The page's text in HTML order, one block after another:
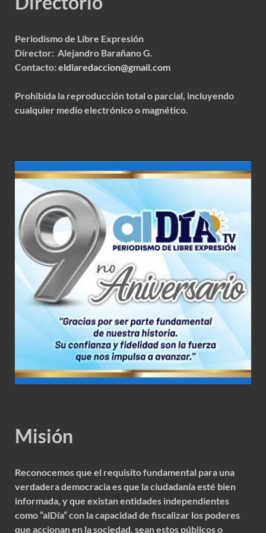
Periodismo de Libre Expresión
Director: Alejandro Barañano G.
Contacto:eldiaredaccion@gmail.com
Prohibida la reproducción total o parcial, incluyendo
cualquier medio electrónico o magnético.
Misión
Reconocemos que el requisito fundamental para una
verdadera democracia es que la ciudadanía esté bien
informada, y que existan entidades independientes
como “alDía” con la capacidad de fiscalizar los poderes
que accionan en la sociedad, sean estos públicos o